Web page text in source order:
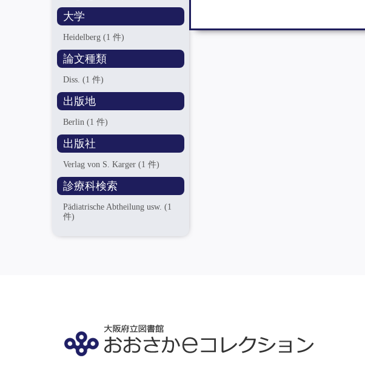
大学
Heidelberg(1 件)
論文種類
Diss.(1 件)
出版地
Berlin(1 件)
出版社
Verlag von S. Karger(1 件)
診療科検索
Pädiatrische Abtheilung usw.(1
件)